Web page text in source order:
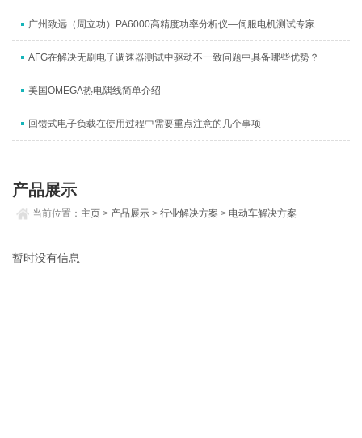
广州致远（周立功）PA6000高精度功率分析仪—伺服电机测试专家
AFG在解决无刷电子调速器测试中驱动不一致问题中具备哪些优势？
美国OMEGA热电隅线简单介绍
回馈式电子负载在使用过程中需要重点注意的几个事项
产品展示
当前位置： 主页 > 产品展示 >行业解决方案 > 电动车解决方案
暂时没有信息